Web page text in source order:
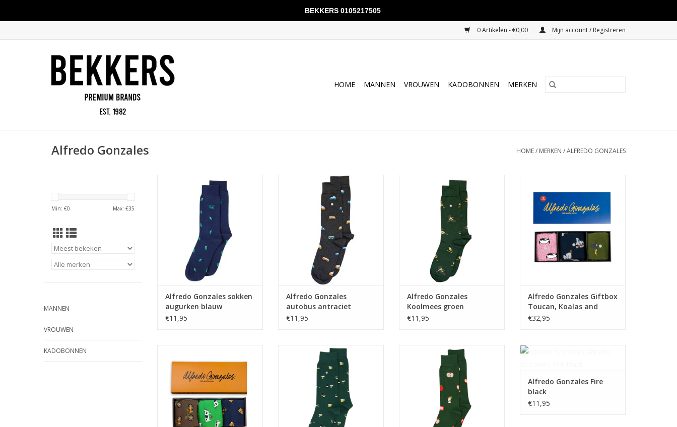
0 Artikelen - €0,00 Mijn account / Registreren
HOME MANNEN VROUWEN KADOBONNEN MERKEN
Alfredo Gonzales HOME/ MERKEN /ALFREDO GONZALES
Min: €0 Max: €35
MANNEN
VROUWEN
KADOBONNEN
Alfredo Gonzales sokken
augurken blauw
TOEVOEGEN AAN WINKELWAGEN
Alfredo Gonzales sokken
augurken blauw
€11,95
Alfredo Gonzales autobus
antraciet
TOEVOEGEN AAN WINKELWAGEN
Alfredo Gonzales
autobus antraciet
€11,95
Alfredo Gonzales Koolmees
TOEVOEGEN AAN WINKELWAGEN
Alfredo Gonzales
Koolmees groen
€11,95
TOEVOEGEN AAN WINKELWAGEN
Alfredo Gonzales Giftbox
Toucan, Koalas and
Penguins
€32,95
Bicycles, Camping, Cows 42/45
TOEVOEGEN AAN WINKELWAGEN
Alfredo Gonzales Beer groen
TOEVOEGEN AAN WINKELWAGEN
Alfredo Gonzales Apples green
TOEVOEGEN AAN WINKELWAGEN
Alfredo Gonzales Fire
black
€11,95
BEKKERS 0105217505